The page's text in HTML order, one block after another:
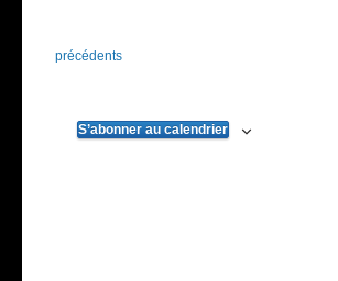
Évènements
précédents
S’abonner au calendrier